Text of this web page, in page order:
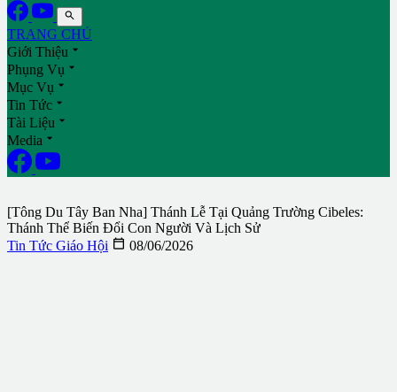

TRANG CHỦ
Giới Thiệu 
Phụng Vụ 
Mục Vụ 
Tin Tức 
Tài Liệu 
Media 
[Tông Du Tây Ban Nha] Thánh Lễ Tại Quảng Trường Cibeles:
Thánh Thể Biến Đổi Con Người Và Lịch Sử
Tin Tức Giáo Hội  08/06/2026